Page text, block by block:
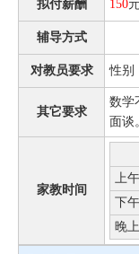
拟付薪酬 150
辅导方式
对教员要求 性别
其它要求
数学
面谈
家教时间
上午
下午
晚上